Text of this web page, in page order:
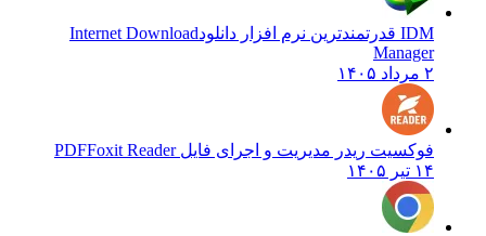
IDM قدرتمندترین نرم افزار دانلود
Internet Download
Manager
۲ مرداد ۱۴۰۵
فوکسیت ریدر مدیریت و اجرای فایل PDFFoxit Reader
۱۴ تیر ۱۴۰۵